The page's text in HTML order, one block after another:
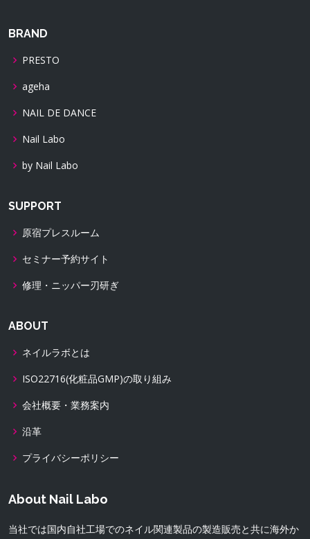
BRAND
PRESTO
ageha
NAIL DE DANCE
Nail Labo
by Nail Labo
SUPPORT
原宿プレスルーム
セミナー予約サイト
修理・ニッパー刃研ぎ
ABOUT
ネイルラボとは
ISO22716(化粧品GMP)の取り組み
会社概要・業務案内
沿革
プライバシーポリシー
About Nail Labo
当社では国内自社工場でのネイル関連製品の製造販売と共に海外か